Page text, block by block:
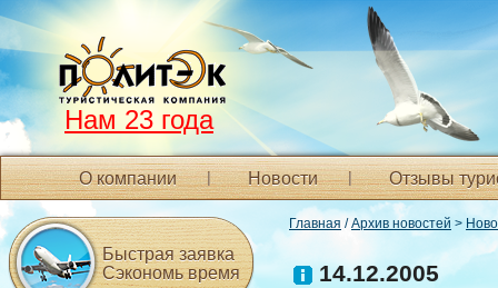
Нам 23 года
О компании Новости Отзывы
Главная /Архив новостей >
14.12.2005
Быстрая заявка
Сэкономь время